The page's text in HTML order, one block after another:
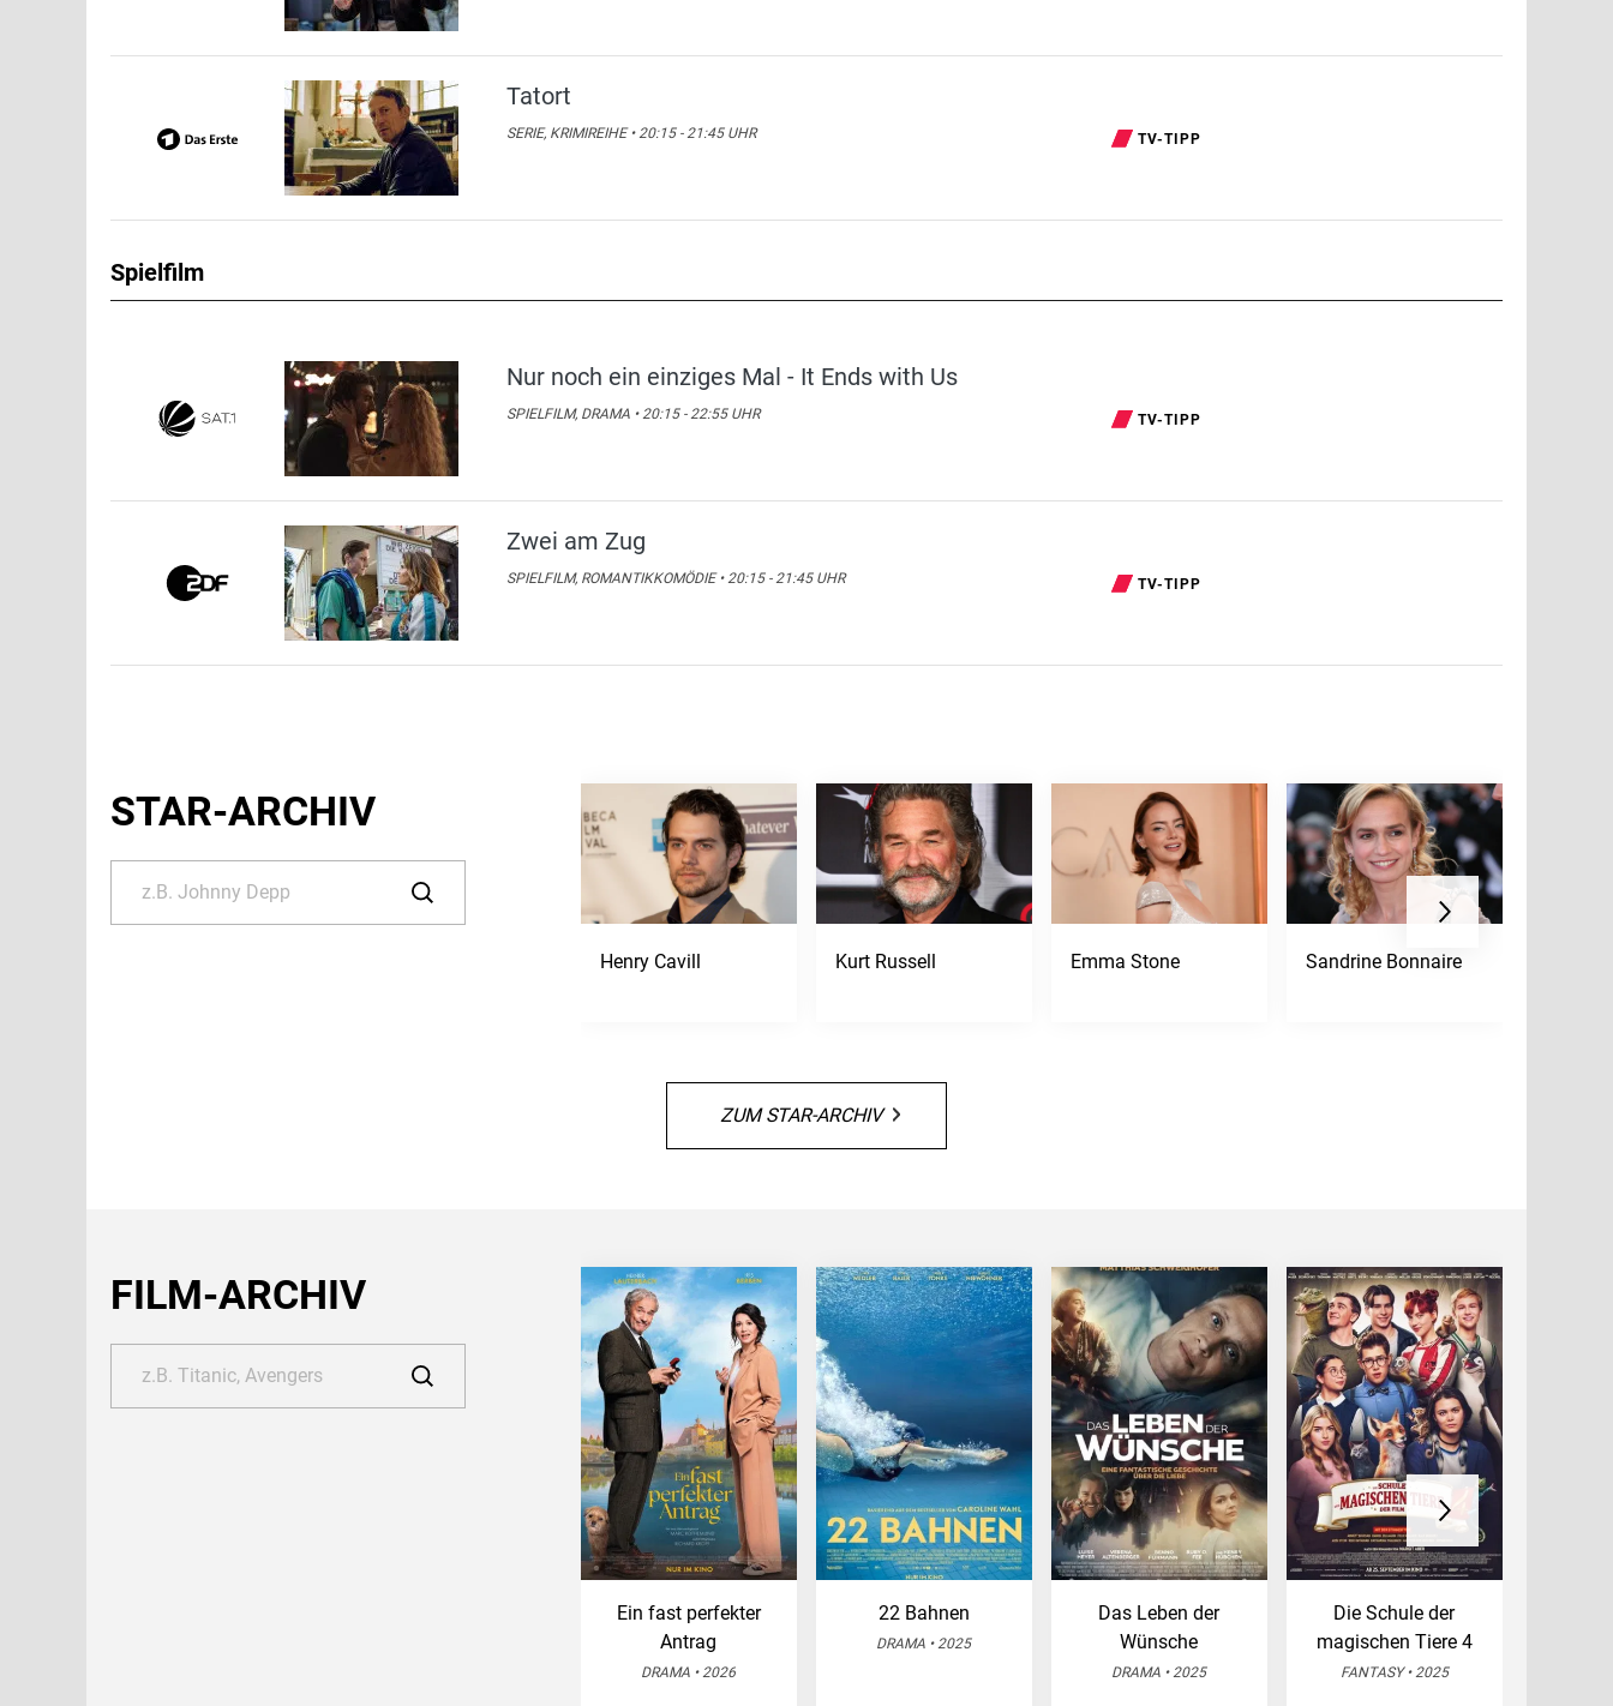
Tatort
SERIE, KRIMIREIHE • 20:15 - 21:45 UHR TV-TIPP
Spielfilm
Nur noch ein einziges Mal - It Ends with Us
SPIELFILM, DRAMA • 20:15 - 22:55 UHR TV-TIPP
Zwei am Zug
SPIELFILM, ROMANTIKKOMÖDIE • 20:15 - 21:45 UHR TV-TIPP
STAR-ARCHIV
Henry Cavill Kurt Russell Emma Stone Sandrine Bonnaire
ZUM STAR-ARCHIV
FILM-ARCHIV
Ein fast perfekter
Antrag
DRAMA • 2026
22 Bahnen
DRAMA • 2025
Das Leben der
Wünsche
DRAMA • 2025
Die Schule der
magischen Tiere 4
FANTASY • 2025